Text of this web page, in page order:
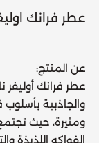
عطر فرانك
عن المنتج:
عطر فرانك أوليفر
والجاذبية
ومثيرة، حيث
الفواكه اللذيذة